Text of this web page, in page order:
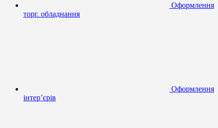
Оформлення
торг. обладнання
Оформлення
інтер’єрів